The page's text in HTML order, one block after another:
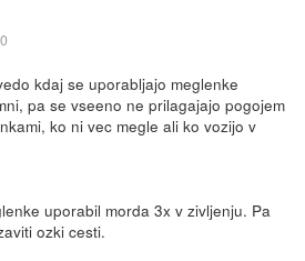
kdaj se uporabljajo meglenke
pa se vseeno ne prilagajajo pogojem
ko ni vec megle ali ko vozijo v
uporabil morda 3x v zivljenju. Pa
ozki cesti.